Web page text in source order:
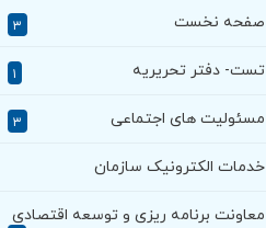
صفحه نخست ۳
تست- دفتر تحریریه ۱
مسئولیت های اجتماعی ۳
خدمات الکترونیک سازمان
معاونت برنامه ریزی و توسعه اقتصادی